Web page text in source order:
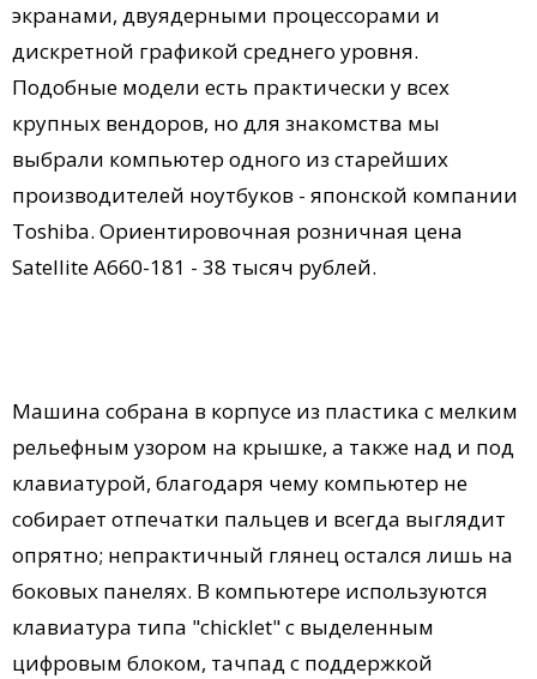
экранами, двуядерными процессорами и
дискретной графикой среднего уровня.
Подобные модели есть практически у всех
крупных вендоров, но для знакомства мы
выбрали компьютер одного из старейших
производителей ноутбуков - японской компании
Toshibа. Ориентировочная розничная цена
Satellite A660-181 - 38 тысяч рублей.
Машина собрана в корпусе из пластика с мелким
рельефным узором на крышке, а также над и под
клавиатурой, благодаря чему компьютер не
собирает отпечатки пальцев и всегда выглядит
опрятно; непрактичный глянец остался лишь на
боковых панелях. В компьютере используются
клавиатура типа "chicklet" c выделенным
цифровым блоком, тачпад с поддержкой